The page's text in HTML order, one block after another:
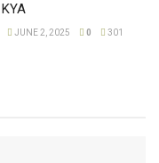
ΚΥΑ
JUNE 2, 2025 0 301